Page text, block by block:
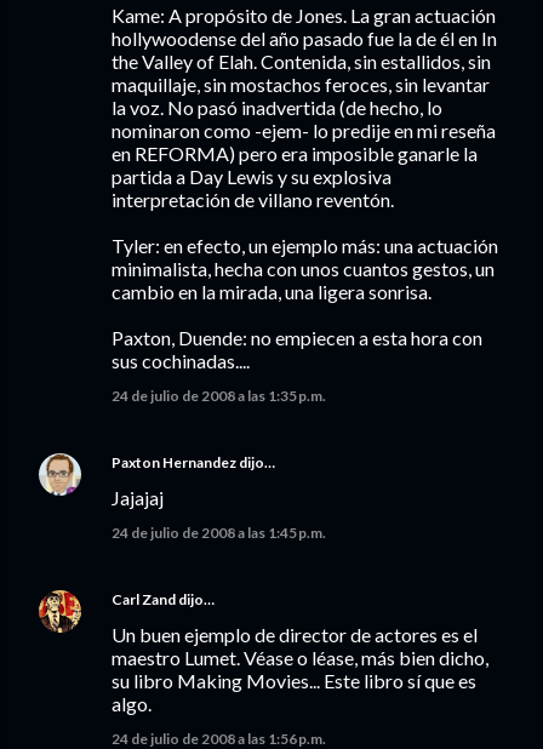
Kame: A propósito de Jones. La gran actuación
hollywoodense del año pasado fue la de él en In
the Valley of Elah. Contenida, sin estallidos, sin
maquillaje, sin mostachos feroces, sin levantar
la voz. No pasó inadvertida (de hecho, lo
nominaron como -ejem- lo predije en mi reseña
en REFORMA) pero era imposible ganarle la
partida a Day Lewis y su explosiva
interpretación de villano reventón.
Tyler: en efecto, un ejemplo más: una actuación
minimalista, hecha con unos cuantos gestos, un
cambio en la mirada, una ligera sonrisa.
Paxton, Duende: no empiecen a esta hora con
sus cochinadas....
24 de julio de 2008 a las 1:35 p.m.
Paxton Hernandez dijo…
Jajajaj
24 de julio de 2008 a las 1:45 p.m.
Carl Zand dijo…
Un buen ejemplo de director de actores es el
maestro Lumet. Véase o léase, más bien dicho,
su libro Making Movies... Este libro sí que es
algo.
24 de julio de 2008 a las 1:56 p.m.